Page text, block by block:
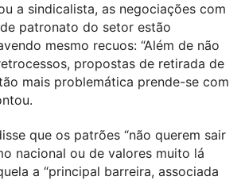
a sindicalista, as negociações com
patronato do setor estão
mesmo recuos: “Além de não
propostas de retirada de
mais problemática prende-se com
que os patrões “não querem sair
nacional ou de valores muito lá
a “principal barreira, associada